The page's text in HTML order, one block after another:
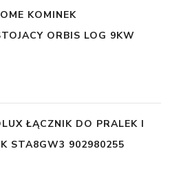
KOMINEK
ORBIS LOG 9KW
ŁĄCZNIK DO PRALEK I
STA8GW3 902980255